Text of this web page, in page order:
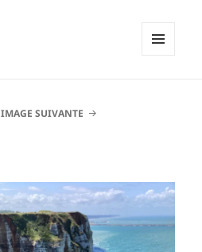
IMAGE SUIVANTE